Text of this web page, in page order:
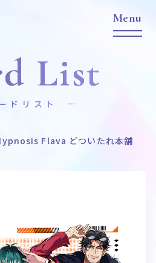
News
Card List
カードリスト
List
ドリスト
Flava どついたれ本舗